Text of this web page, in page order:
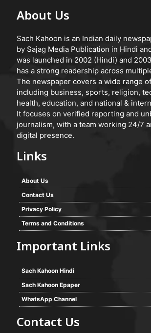
About Us
Sach Kahoon is an Indian daily
by Sajag Media Publication in Hindi
was launched in 2002 (Hindi) and
has a strong readership across
The newspaper covers a wide range
including business, sports, religion,
health, education, and national &
It focuses on verified reporting and
journalism, with a team working 24/7
digital presence.
Links
About Us
Contact Us
Privacy Policy
Terms and Conditions
Important Links
Sach Kahoon Hindi
Sach Kahoon Epaper
WhatsApp Channel
Contact Us